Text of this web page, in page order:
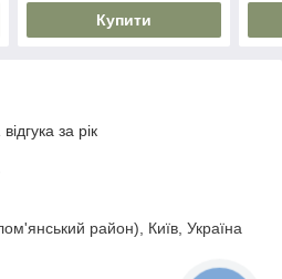
Купити
за рік
район), Київ, Україна